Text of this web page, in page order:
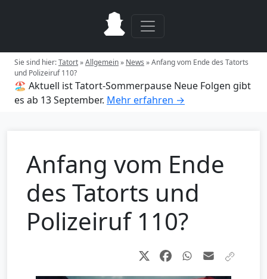
Sie sind hier:Tatort»Allgemein» News »Anfang vom Ende des Tatorts
und Polizeiruf 110?
🏖️ Aktuell ist Tatort-Sommerpause Neue Folgen gibt
es ab 13 September. Mehr erfahren →
Anfang vom Ende
des Tatorts und
Polizeiruf 110?